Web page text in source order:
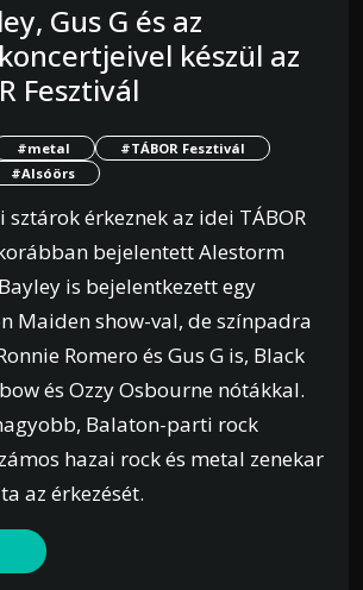
Gus G és az
készül az
Fesztivál
#metal
#TÁBOR Fesztivál
#Alsóörs
érkeznek az idei TÁBOR
bejelentett Alestorm
is bejelentkezett egy
Maiden show-val, de színpadra
Romero és Gus G is, Black
és Ozzy Osbourne nótákkal.
Balaton-parti rock
hazai rock és metal zenekar
az érkezését.